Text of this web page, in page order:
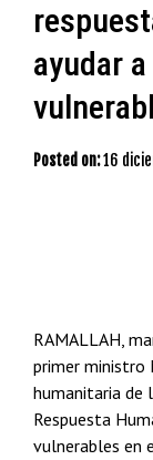
ayudar
Posted on:16
RAMALLAH,
primer ministro
humanitaria de
Respuesta
vulnerables en